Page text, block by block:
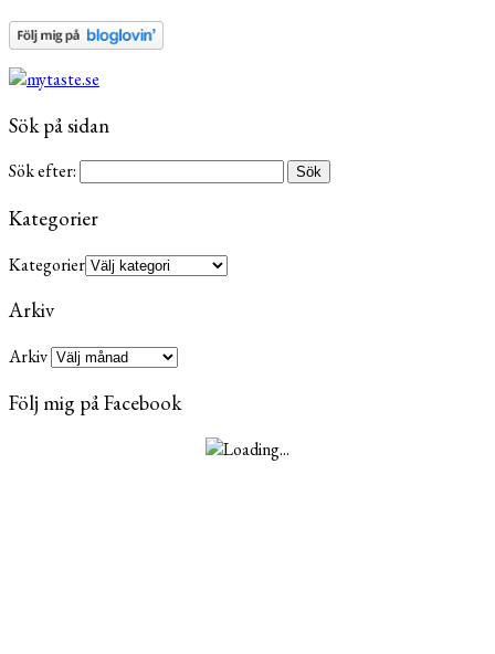
Sök på sidan
Sök efter:
Kategorier
Kategorier
Arkiv
Arkiv
Följ mig på Facebook